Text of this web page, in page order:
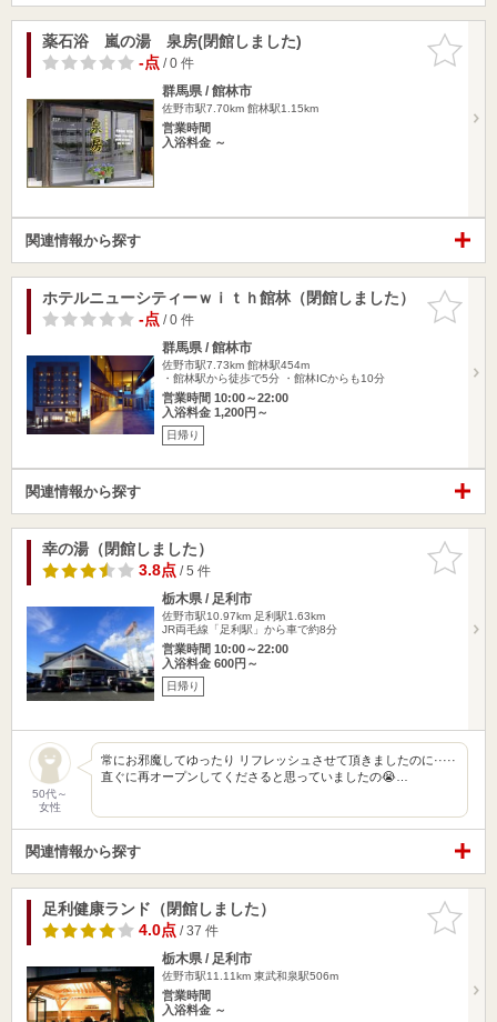
お気に入
りに追加
薬石浴 嵐の湯 泉房(閉館しました)
-点/ 0 件
群馬県 / 館林市
佐野市駅7.70km 館林駅1.15km
営業時間
入浴料金 ～
関連情報から探す
お気に入
りに追加
ホテルニューシティーｗｉｔｈ館林（閉館しました）
-点/ 0 件
群馬県 / 館林市
佐野市駅7.73km 館林駅454m
・館林駅から徒歩で5分 ・館林ICからも10分
営業時間 10:00～22:00
入浴料金 1,200円～
日帰り
関連情報から探す
お気に入
りに追加
幸の湯（閉館しました）
3.8点/ 5 件
栃木県 / 足利市
佐野市駅10.97km 足利駅1.63km
JR両毛線「足利駅」から車で約8分
営業時間 10:00～22:00
入浴料金 600円～
日帰り
50代～
女性
常にお邪魔してゆったり リフレッシュさせて頂きましたのに·····
直ぐに再オープンしてくださると思っていましたの😭…
関連情報から探す
お気に入
りに追加
足利健康ランド（閉館しました）
4.0点/ 37 件
栃木県 / 足利市
佐野市駅11.11km 東武和泉駅506m
営業時間
入浴料金 ～